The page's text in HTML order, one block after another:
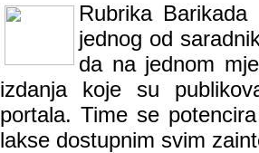
Rubrika
jednog od
da na jednom
izdanja koje su
portala. Time se
lakse dostupnim svim